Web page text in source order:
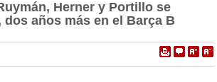
Herner y Portillo se
años más en el Barça B